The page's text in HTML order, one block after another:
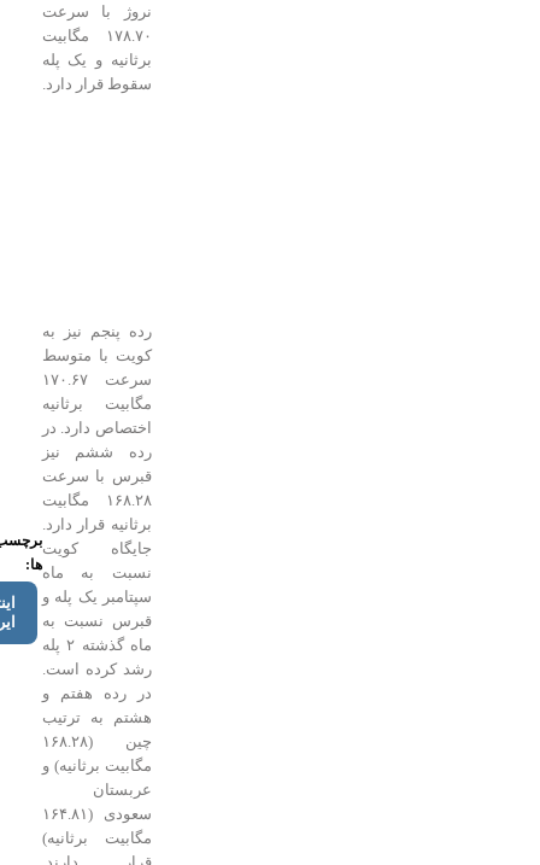
نروژ با سرعت
۱۷۸.۷۰ مگابیت
برثانیه و یک پله
سقوط قرار دارد.
رده پنجم نیز به
کویت با متوسط
سرعت ۱۷۰.۶۷
مگابیت برثانیه
اختصاص دارد. در
رده ششم نیز
قبرس با سرعت
۱۶۸.۲۸ مگابیت
برثانیه قرار دارد.
جایگاه کویت
نسبت به ماه
سپتامبر یک پله و
قبرس نسبت به
ماه گذشته ۲ پله
رشد کرده است.
در رده هفتم و
هشتم به ترتیب
چین (۱۶۸.۲۸
مگابیت برثانیه) و
عربستان
سعودی (۱۶۴.۸۱
مگابیت برثانیه)
برچسب
اینترنت
ایران